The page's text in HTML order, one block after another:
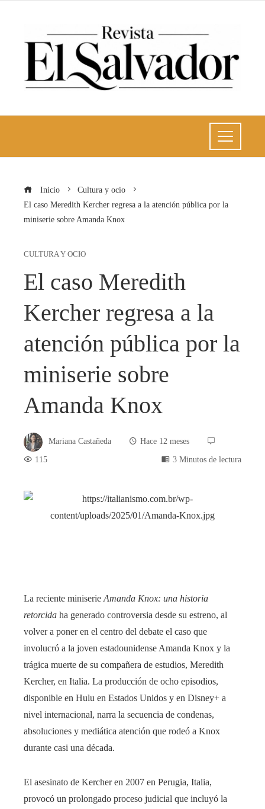
Inicio
Cultura y ocio
El caso Meredith Kercher regresa a la atención pública por la
miniserie sobre Amanda Knox
CULTURA Y OCIO
El caso Meredith
Kercher regresa a la
atención pública por la
miniserie sobre
Amanda Knox
Mariana Castañeda
Hace 12 meses
115
3 Minutos de lectura
La reciente miniserie Amanda Knox: una historia
retorcida ha generado controversia desde su estreno, al
volver a poner en el centro del debate el caso que
involucró a la joven estadounidense Amanda Knox y la
trágica muerte de su compañera de estudios, Meredith
Kercher, en Italia. La producción de ocho episodios,
disponible en Hulu en Estados Unidos y en Disney+ a
nivel internacional, narra la secuencia de condenas,
absoluciones y mediática atención que rodeó a Knox
durante casi una década.
El asesinato de Kercher en 2007 en Perugia, Italia,
provocó un prolongado proceso judicial que incluyó la